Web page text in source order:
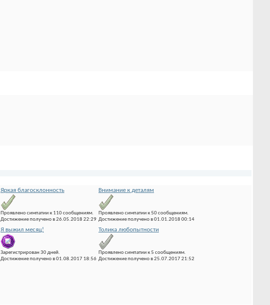
Яркая благосклонность
Проявлено симпатии к 110 сообщениям.
Достижение получено в 26.05.2018 22:29
Внимание к деталям
Проявлено симпатии к 50 сообщениям.
Достижение получено в 01.01.2018 00:14
Я выжил месяц!
Зарегистрирован 30 дней.
Достижение получено в 01.08.2017 18:56
Толика любопытности
Проявлено симпатии к 5 сообщениям.
Достижение получено в 25.07.2017 21:52